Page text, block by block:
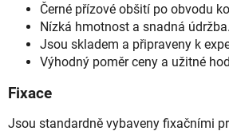
Černé přízové obšití po obvodu
Nízká hmotnost a snadná údržba.
Jsou skladem a připraveny k
Výhodný poměr ceny a užitné
Fixace
Jsou standardně vybaveny fixačními